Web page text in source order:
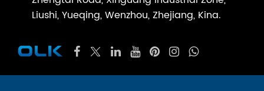
Liushi, Yueqing, Wenzhou, Zhejiang, Kina.